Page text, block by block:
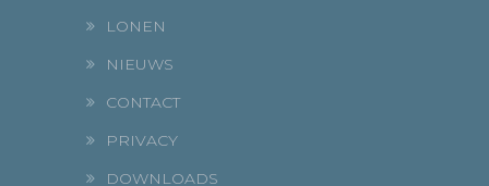
LONEN
NIEUWS
CONTACT
PRIVACY
DOWNLOADS